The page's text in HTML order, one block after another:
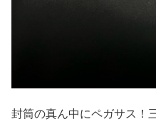
封筒の真ん中にペガサス！